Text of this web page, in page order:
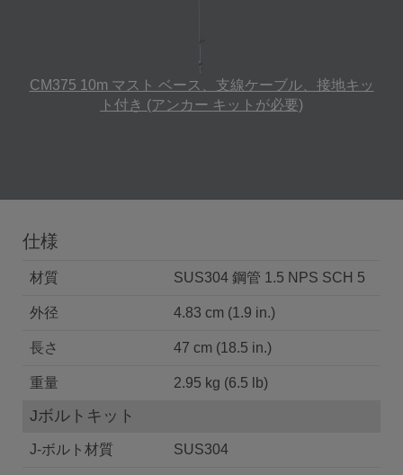
CM375 10m マスト ベース、支線ケーブル、接地キッ
ト付き (アンカー キットが必要)
仕様
材質 SUS304 鋼管 1.5 NPS SCH 5
外径 4.83 cm (1.9 in.)
長さ 47 cm (18.5 in.)
重量 2.95 kg (6.5 lb)
Jボルトキット
J-ボルト材質 SUS304